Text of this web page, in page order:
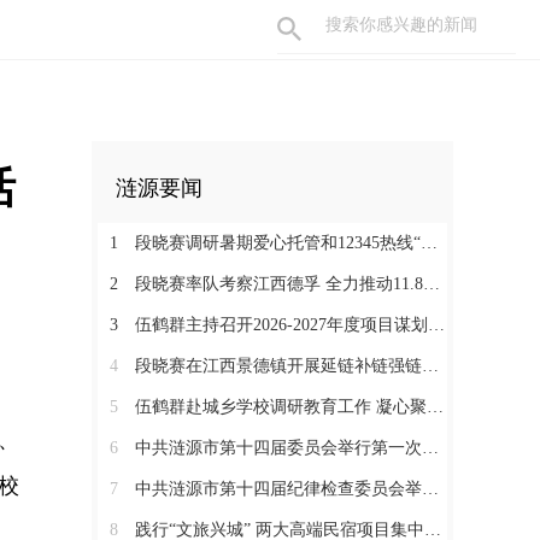
涟源要闻
1 段晓赛调研暑期爱心托管和12345热线“领导接听日”工作：在办好民生实事中打通基层治理“最后一米”
2 段晓赛率队考察江西德孚 全力推动11.8亿元循环经济项目提速增效
3 伍鹤群主持召开2026-2027年度项目谋划调度会
4 段晓赛在江西景德镇开展延链补链强链招商 围绕“三电一钛”精准发力
5 伍鹤群赴城乡学校调研教育工作 凝心聚力推动涟源教育高质量发展
6 中共涟源市第十四届委员会举行第一次全体会议 段晓赛当选市委书记 伍鹤群周杨当选市委副书记
7 中共涟源市第十四届纪律检查委员会举行第一次全体会议
8 践行“文旅兴城” 两大高端民宿项目集中签约开工 全力打造“湖湘地区文旅康养名城”